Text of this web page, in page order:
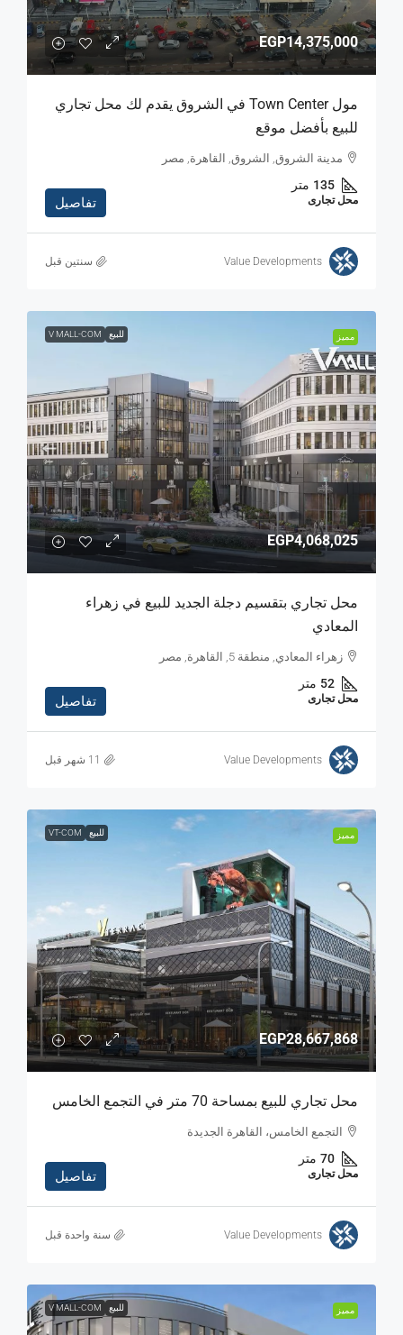
EGP14,375,000
مول Town Center في الشروق يقدم لك محل تجاري
للبيع بأفضل موقع
مدينة الشروق, الشروق, القاهرة, مصر
135 متر
محل تجارى تفاصيل
Value Developments ‏سنتين قبل
مميز للبيع V MALL-COM
EGP4,068,025
محل تجاري بتقسيم دجلة الجديد للبيع في زهراء
المعادي
زهراء المعادي, منطقة 5, القاهرة, مصر
52 متر
محل تجارى تفاصيل
Value Developments
مميز للبيع VT-COM
EGP28,667,868
محل تجاري للبيع بمساحة 70 متر في التجمع الخامس
التجمع الخامس، القاهرة الجديدة
70 متر
محل تجارى تفاصيل
Value Developments ‏سنة واحدة قبل
مميز للبيع V MALL-COM